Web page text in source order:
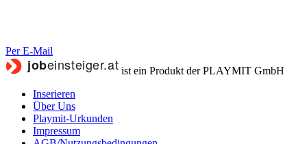
Per E-Mail
ist ein Produkt der PLAYMIT GmbH
Inserieren
Über Uns
Playmit-Urkunden
Impressum